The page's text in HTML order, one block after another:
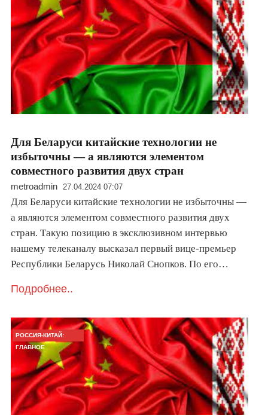
Для Беларуси китайские технологии не
избыточны — а являются элементом
совместного развития двух стран
metroadmin 27.04.2024 07:07
Для Беларуси китайские технологии не избыточны —
а являются элементом совместного развития двух
стран. Такую позицию в эксклюзивном интервью
нашему телеканалу высказал первый вице-премьер
Республики Беларусь Николай Снопков. По его…
Подробнее..
РОССИЯ-КИТАЙ:
ГЛАВНОЕ